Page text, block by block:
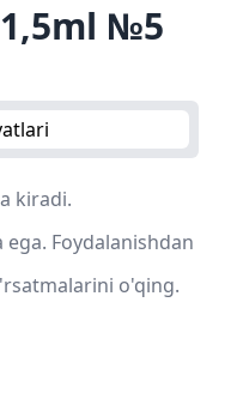
№5
kiradi.
Foydalanishdan
o'qing.